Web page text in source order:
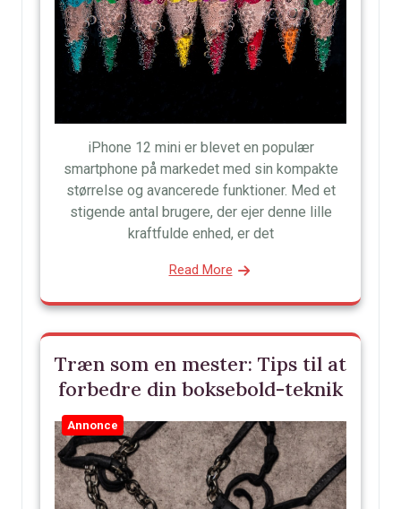
iPhone 12 mini er blevet en populær
smartphone på markedet med sin kompakte
størrelse og avancerede funktioner. Med et
stigende antal brugere, der ejer denne lille
kraftfulde enhed, er det
Read More
Træn som en mester: Tips til at
forbedre din boksebold-teknik
Annonce